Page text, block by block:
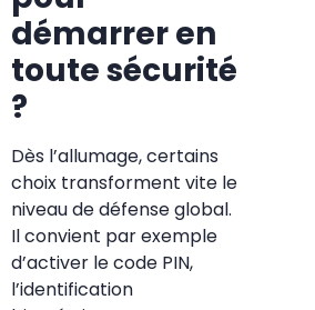
démarrer en
toute sécurité
?
Dès l’allumage, certains
choix transforment vite le
niveau de défense global.
Il convient par exemple
d’activer le code PIN,
l’identification